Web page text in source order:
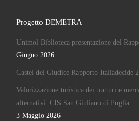
Progetto DEMETRA
Unimol Biblioteca presentazione del
Giugno 2026
Castel del Giudice Rapporto Italiadecide
Valorizzazione turistica dei tratturi e
alternativi. CIS San Giuliano di Puglia
3 Maggio 2026